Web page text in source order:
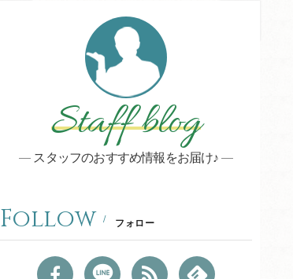
Staff blog
スタッフのおすすめ情報をお届け♪
Follow フォロー